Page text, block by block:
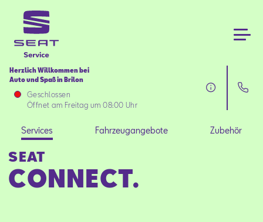
Herzlich Willkommen bei
Auto und Spaß in Brilon
Geschlossen
Öffnet am Freitag um 08:00 Uhr
Services
Fahrzeugangebote
Zubehör
Services Fahrzeugangebote Zubehör
SEAT
CONNECT.